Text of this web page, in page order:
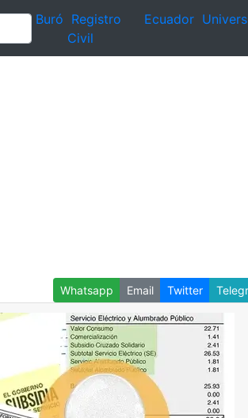
Buró Registro
Civil
Ecuador
Whatsapp Email Twitter